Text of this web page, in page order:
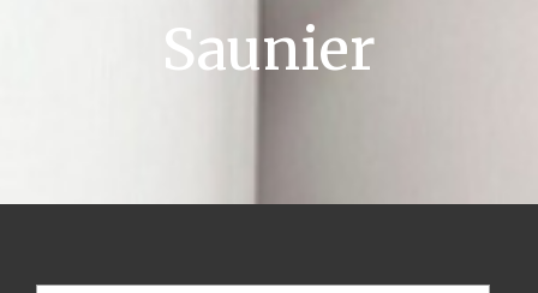
Saunier